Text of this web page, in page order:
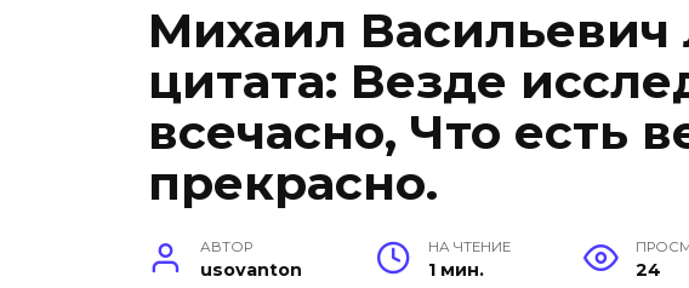
Михаил Васильевич
цитата: Везде
всечасно, Что есть
прекрасно.
АВТОР
usovanton
НА ЧТЕНИЕ
1 мин. 24